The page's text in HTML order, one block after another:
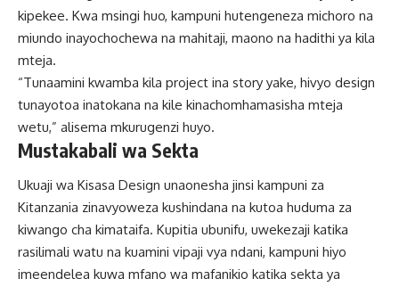
kipekee. Kwa msingi huo, kampuni hutengeneza michoro na
miundo inayochochewa na mahitaji, maono na hadithi ya kila
mteja.
“Tunaamini kwamba kila project ina story yake, hivyo design
tunayotoa inatokana na kile kinachomhamasisha mteja
wetu,” alisema mkurugenzi huyo.
Mustakabali wa Sekta
Ukuaji wa Kisasa Design unaonesha jinsi kampuni za
Kitanzania zinavyoweza kushindana na kutoa huduma za
kiwango cha kimataifa. Kupitia ubunifu, uwekezaji katika
rasilimali watu na kuamini vipaji vya ndani, kampuni hiyo
imeendelea kuwa mfano wa mafanikio katika sekta ya